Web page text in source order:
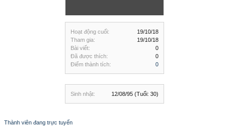
Hoạt động cuối:
19/10/18
Tham gia:
19/10/18
Bài viết:
0
Đã được thích:
0
Điểm thành tích:
0
Sinh nhật: 12/08/95 (Tuổi: 30)
Thành viên đang trực tuyến